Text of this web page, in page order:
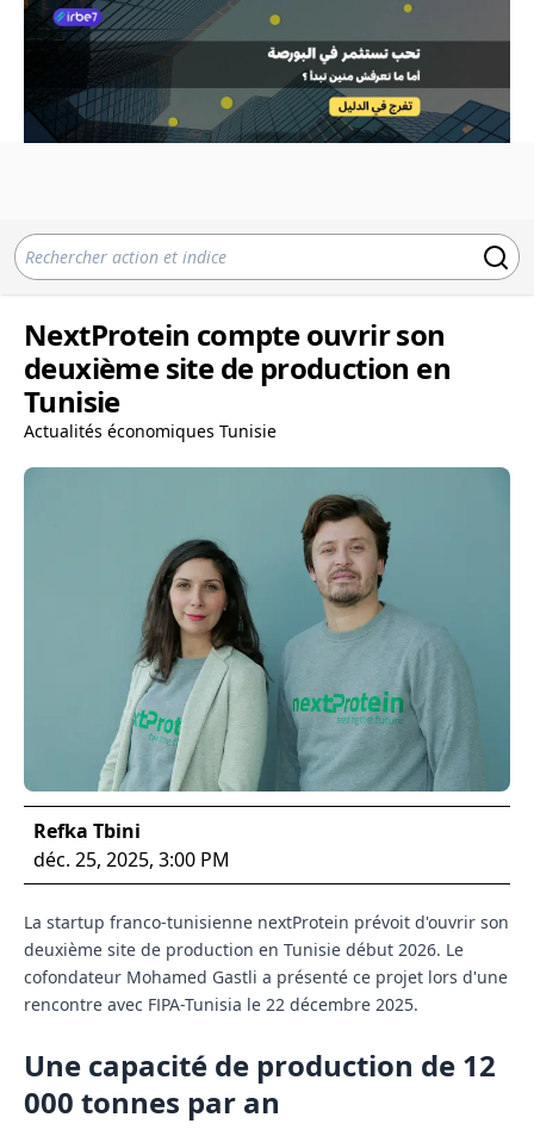
NextProtein compte ouvrir son
deuxième site de production en
Tunisie
Actualités économiques Tunisie
Refka Tbini
déc. 25, 2025, 3:00 PM
La startup franco-tunisienne nextProtein prévoit d'ouvrir son
deuxième site de production en Tunisie début 2026. Le
cofondateur Mohamed Gastli a présenté ce projet lors d'une
rencontre avec FIPA-Tunisia le 22 décembre 2025.
Une capacité de production de 12
000 tonnes par an